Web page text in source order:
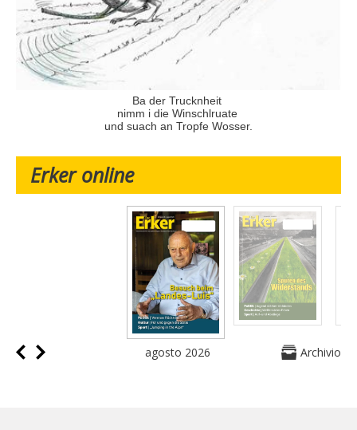
Ba der Trucknheit
nimm i die Winschlruate
und suach an Tropfe Wosser.
Erker online
agosto 2026 Archivio